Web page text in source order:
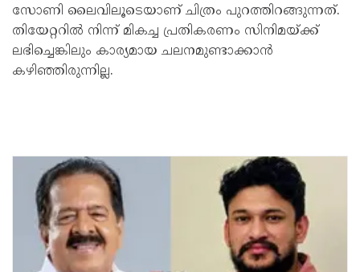
സോണി ലൈവിലൂടെയാണ് ചിത്രം പുറത്തിറങ്ങുന്നത്.
തിയേറ്ററില്‍ നിന്ന് മികച്ച പ്രതികരണം സിനിമയ്ക്ക്
ലഭിച്ചെങ്കിലും കാര്യമായ ചലനമുണ്ടാക്കാന്‍
കഴിഞ്ഞിരുന്നില്ല.